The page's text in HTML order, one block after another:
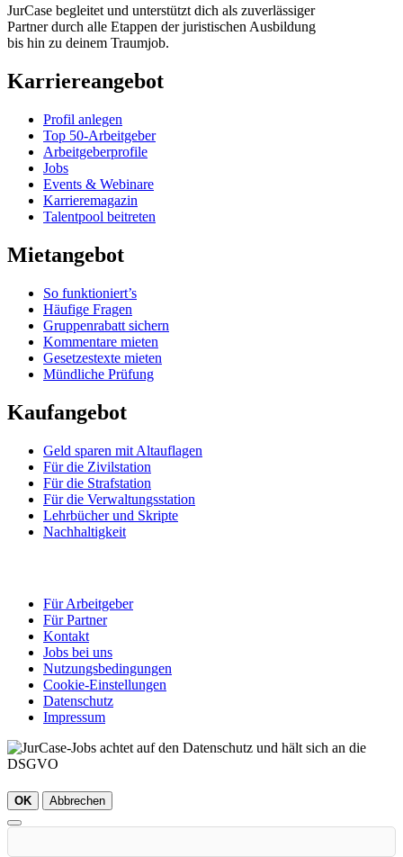
JurCase begleitet und unterstützt dich als zuverlässiger
Partner durch alle Etappen der juristischen Ausbildung
bis hin zu deinem Traumjob.
Karriereangebot
Profil anlegen
Top 50-Arbeitgeber
Arbeitgeberprofile
Jobs
Events & Webinare
Karrieremagazin
Talentpool beitreten
Mietangebot
So funktioniert’s
Häufige Fragen
Gruppenrabatt sichern
Kommentare mieten
Gesetzestexte mieten
Mündliche Prüfung
Kaufangebot
Geld sparen mit Altauflagen
Für die Zivilstation
Für die Strafstation
Für die Verwaltungsstation
Lehrbücher und Skripte
Nachhaltigkeit
Für Arbeitgeber
Für Partner
Kontakt
Jobs bei uns
Nutzungsbedingungen
Cookie-Einstellungen
Datenschutz
Impressum
OK Abbrechen